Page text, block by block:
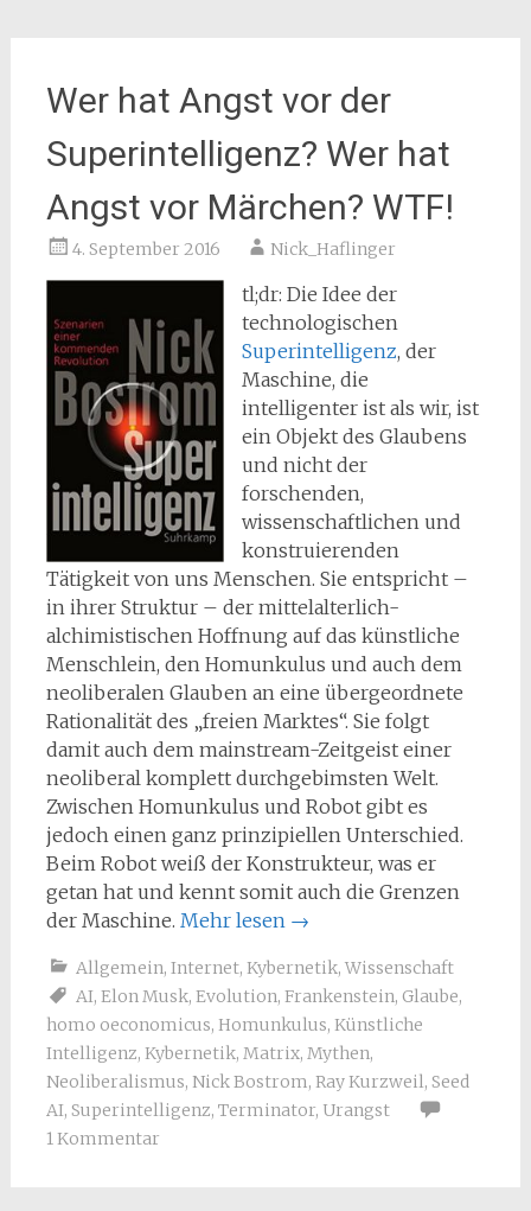
Wer hat Angst vor der
Superintelligenz? Wer hat
Angst vor Märchen? WTF!
4. September 2016 Nick_Haflinger
tl;dr: Die Idee der
technologischen
Superintelligenz, der
Maschine, die
intelligenter ist als wir, ist
ein Objekt des Glaubens
und nicht der
forschenden,
wissenschaftlichen und
konstruierenden
Tätigkeit von uns Menschen. Sie entspricht –
in ihrer Struktur – der mittelalterlich-
alchimistischen Hoffnung auf das künstliche
Menschlein, den Homunkulus und auch dem
neoliberalen Glauben an eine übergeordnete
Rationalität des „freien Marktes“. Sie folgt
damit auch dem mainstream-Zeitgeist einer
neoliberal komplett durchgebimsten Welt.
Zwischen Homunkulus und Robot gibt es
jedoch einen ganz prinzipiellen Unterschied.
Beim Robot weiß der Konstrukteur, was er
getan hat und kennt somit auch die Grenzen
der Maschine. Mehr lesen →
Allgemein, Internet, Kybernetik, Wissenschaft
AI, Elon Musk, Evolution, Frankenstein, Glaube,
homo oeconomicus, Homunkulus, Künstliche
Intelligenz, Kybernetik, Matrix, Mythen,
Neoliberalismus, Nick Bostrom, Ray Kurzweil, Seed
AI, Superintelligenz, Terminator, Urangst
1 Kommentar